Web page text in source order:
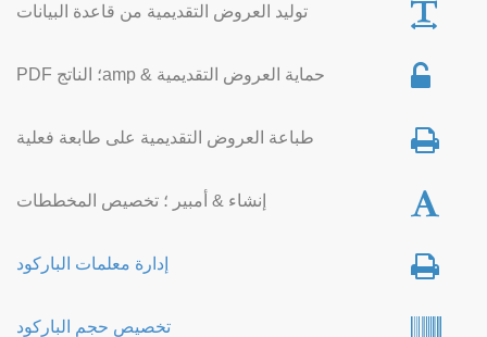
توليد العروض التقديمية من قاعدة البيانات
حماية العروض التقديمية & amp؛ الناتج PDF
طباعة العروض التقديمية على طابعة فعلية
إنشاء & أمبير ؛ تخصيص المخططات
إدارة معلمات الباركود
تخصيص حجم الباركود